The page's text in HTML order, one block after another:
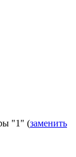
"1" (заменить